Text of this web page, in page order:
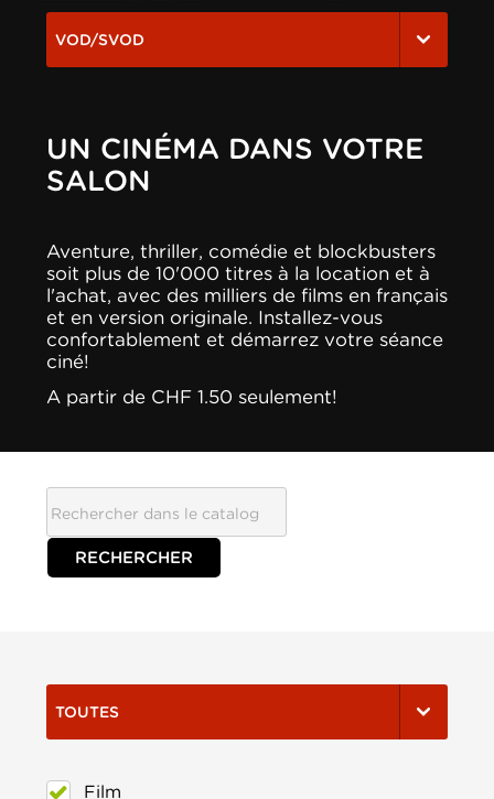
VOD/SVOD
UN CINÉMA DANS VOTRE
SALON
Aventure, thriller, comédie et blockbusters
soit plus de 10'000 titres à la location et à
l'achat, avec des milliers de films en français
et en version originale. Installez-vous
confortablement et démarrez votre séance
ciné!
A partir de CHF 1.50 seulement!
TOUTES
Film